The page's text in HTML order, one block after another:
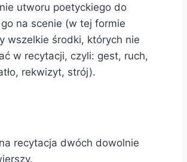
utworu poetyckiego do
na scenie (w tej formie
wszelkie środki, których nie
w recytacji, czyli: gest, ruch,
rekwizyt, strój).
recytacja dwóch dowolnie